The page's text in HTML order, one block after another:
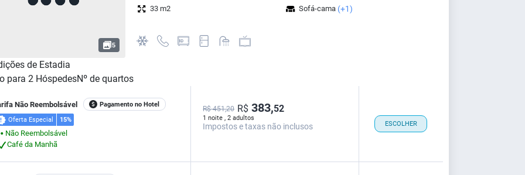
5
33 m2
Sofá-cama (+1)
de Estadia
para 2 HóspedesNº de quartos
Não Reembolsável Pagamento no Hotel
Oferta Especial 15%
⬤
Não Reembolsável
Café da Manhã
1 noite , 2 adultos
R$ 451,20 R$ 383,52
Impostos e taxas não inclusos ESCOLHER